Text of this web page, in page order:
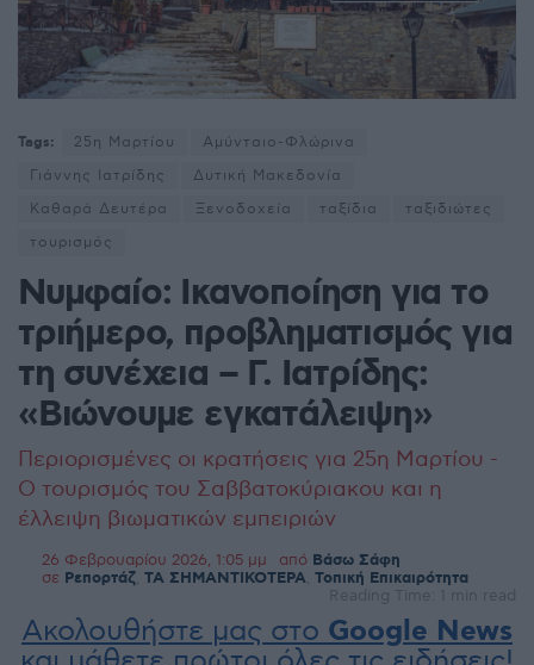
Tags: 25η Μαρτίου
Αμύνταιο-Φλώρινα
Γιάννης Ιατρίδης
Δυτική Μακεδονία
Καθαρά Δευτέρα
Ξενοδοχεία ταξίδια
ταξιδιώτες
τουρισμός
Νυμφαίο: Ικανοποίηση για το
τριήμερο, προβληματισμός για
τη συνέχεια – Γ. Ιατρίδης:
«Βιώνουμε εγκατάλειψη»
Περιορισμένες οι κρατήσεις για 25η Μαρτίου -
Ο τουρισμός του Σαββατοκύριακου και η
έλλειψη βιωματικών εμπειριών
26 Φεβρουαρίου 2026, 1:05 μμ από Βάσω Σάφη
σε Ρεπορτάζ ΤΑ ΣΗΜΑΝΤΙΚΟΤΕΡΑ Τοπική Επικαιρότητα
Reading Time: 1 min read
Ακολουθήστε μας στο Google News